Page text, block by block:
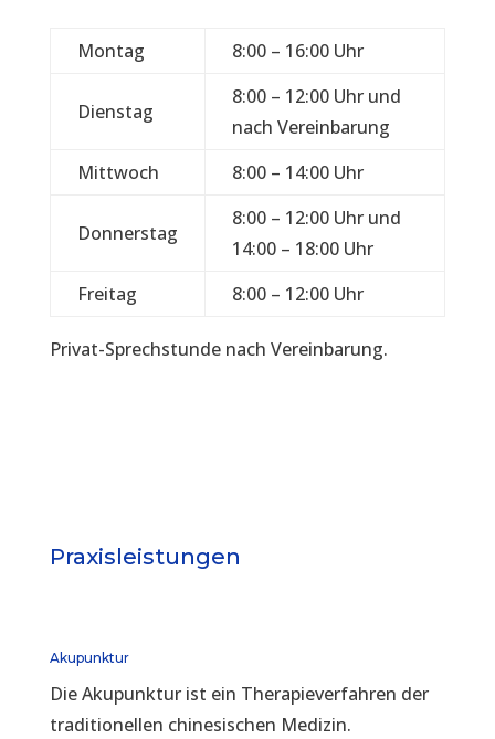
Montag 8:00 – 16:00 Uhr
Dienstag
8:00 – 12:00 Uhr und
nach Vereinbarung
Mittwoch
8:00 – 14:00 Uhr
Donnerstag
8:00 – 12:00 Uhr und
14:00 – 18:00 Uhr
Freitag
8:00 – 12:00 Uhr
Privat-Sprechstunde nach Vereinbarung.
Praxisleistungen
Akupunktur
Die Akupunktur ist ein Therapieverfahren der
traditionellen chinesischen Medizin.